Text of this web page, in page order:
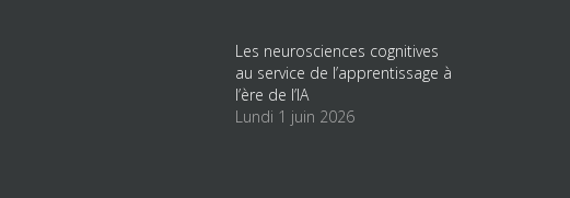
Les neurosciences cognitives
au service de l’apprentissage à
l’ère de l’IA
Lundi 1 juin 2026